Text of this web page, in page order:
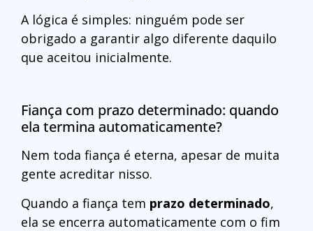
A lógica é simples: ninguém pode ser
obrigado a garantir algo diferente daquilo
que aceitou inicialmente.
Fiança com prazo determinado: quando
ela termina automaticamente?
Nem toda fiança é eterna, apesar de muita
gente acreditar nisso.
Quando a fiança tem prazo determinado,
ela se encerra automaticamente com o fim